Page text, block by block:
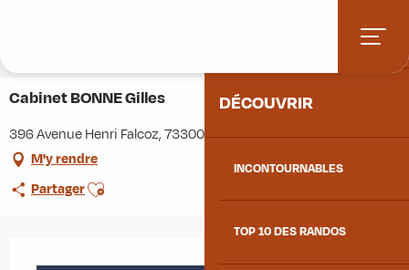
principal
DÉCOUVRIR
INCONTOURNABLES
TOP 10 DES RANDOS
Cabinet BONNE Gilles
396 Avenue Henri Falcoz, 73300 Saint-Jean-de-Maurienne
M'y rendre
PartagerAjouter aux favoris